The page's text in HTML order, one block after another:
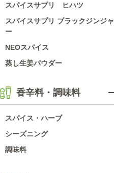
スパイスサプリ ヒハツ
スパイスサプリ ブラックジンジャ
ー
NEOスパイス
蒸し生姜パウダー
香辛料・調味料
スパイス・ハーブ
シーズニング
調味料